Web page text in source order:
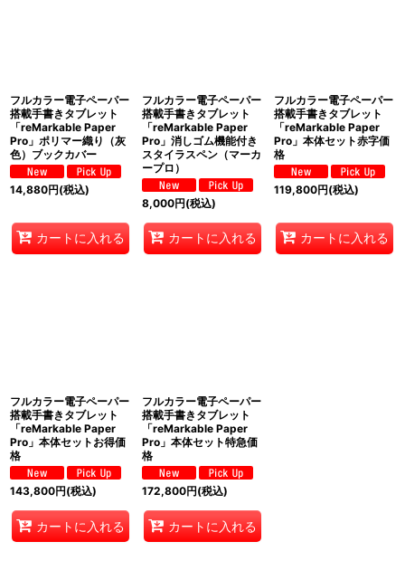
フルカラー電子ペーパー
搭載手書きタブレット
「reMarkable Paper
Pro」ポリマー織り（灰
色）ブックカバー
14,880円(税込)
カートに入れる
フルカラー電子ペーパー
搭載手書きタブレット
「reMarkable Paper
Pro」消しゴム機能付き
スタイラスペン（マーカ
ープロ）
8,000円(税込)
カートに入れる
フルカラー電子ペーパー
搭載手書きタブレット
「reMarkable Paper
Pro」本体セット赤字価
格
119,800円(税込)
カートに入れる
フルカラー電子ペーパー
搭載手書きタブレット
「reMarkable Paper
Pro」本体セットお得価
格
143,800円(税込)
カートに入れる
フルカラー電子ペーパー
搭載手書きタブレット
「reMarkable Paper
Pro」本体セット特急価
格
172,800円(税込)
カートに入れる